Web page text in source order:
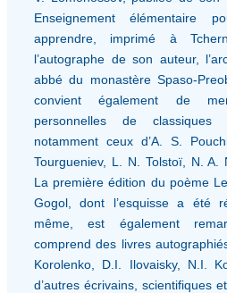
Enseignement élémentaire
apprendre, imprimé à
l’autographe de son auteur,
abbé du monastère Spaso-
convient également de
personnelles de classiques
notamment ceux d’A. S.
Tourgueniev, L. N. Tolstoï, N. A.
La première édition du poème
Gogol, dont l’esquisse a été
même, est également
comprend des livres
Korolenko, D.I. Ilovaisky, N.I.
d’autres écrivains, scientifiques